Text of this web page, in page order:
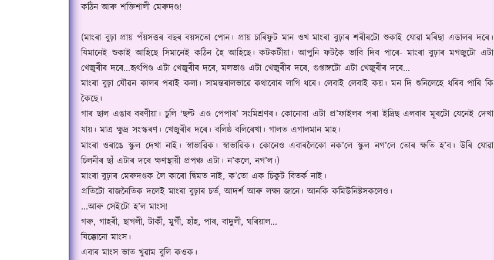
কঠিন আৰু শক্তিশালী মেৰুদণ্ড!
(মাংৰা বুঢ়া প্ৰায় পঁয়সত্তৰ বছৰ বয়সতো পোন। প্ৰায় চাৰিফুট মান ওখ মাংৰা বুঢ়াৰ শৰীৰটো শুকাই যোৱা মৰিছা এডালৰ দৰে।
যিমানেই শুকাই আহিছে সিমানেই কঠিন হৈ আহিছে। কটকটীয়া। আপুনি ফটকৈ ভাবি দিব পাৰে-মাংৰা বুঢ়াৰ মগজুটো এটা
খেজুৰীৰ দৰে...হৃৎপিণ্ড এটা খেজুৰীৰ দৰে,মলভাণ্ড এটা খেজুৰীৰ দৰে, গুপ্তাঙ্গটো এটা খেজুৰীৰ দৰে...
মাংৰা বুঢ়া যৌৱন কালৰ পৰাই কলা। সামন্তৰালভাৱে কথাবোৰ লাগি ধৰে। লেবাই লেবাই কয়। মন দি শুনিলেহে ধৰিব পাৰি কি
কৈছে।
গাৰ ছাল এঙাৰ বৰণীয়া। চুলি‘ছল্ট এণ্ড পেপাৰ’সংমিশ্ৰণৰ। কোনোবা এটা প্ৰ’ফাইলৰ পৰা ইদ্ৰিছ এলবাৰমূৰটো যেনেই দেখা
যায়। মাত্ৰ ক্ষুদ্ৰ সংস্কৰণ। খেজুৰীৰ দৰে। বলিষ্ঠ বলিৰেখা। গালত এগালমান মাহ।
মাংৰা ওৰাঙে স্কুল দেখা নাই। স্বাভাৱিক। স্বাভাৱিক। কোনেও এবাৰলৈকো নক’লে স্কুল নগ’লে তোৰ ক্ষতি হ’ব। উৰি যোৱা
চিলনীৰ ছাঁ এটাৰ দৰে ক্ষণস্থায়ী প্ৰপঞ্চ এটা। ন’কলে,নগ’ল।)
মাংৰা বুঢ়াৰ মেৰুদণ্ডক লৈ কাৰো দ্বিমত নাই,ক’তো এক চিকুট বিতৰ্ক নাই।
প্ৰতিটো ৰাজনৈতিক দলেই মাংৰা বুঢ়াৰ চৰ্ত,আদৰ্শ আৰু লক্ষ্য জানে। আনকি কমিউনিষ্টসকলেও।
...আৰু সেইটো হ’ল মাংস!
গৰু, গাহৰী,ছাগলী,টাৰ্কী,মুৰ্গী,হাঁহ, পাৰ,বাদুলী,ঘৰিয়াল...
যিক্কোনো মাংস।
এবাৰ মাংস ভাত খুৱাম বুলি ক‌ওক।